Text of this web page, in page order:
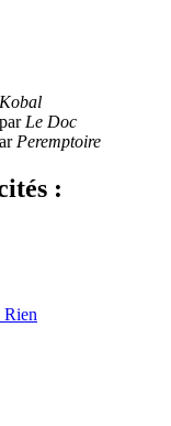
Kobal
par Le Doc
Peremptoire
:
Rien